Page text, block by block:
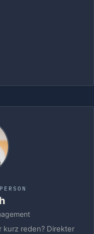
kurz reden? Direkter